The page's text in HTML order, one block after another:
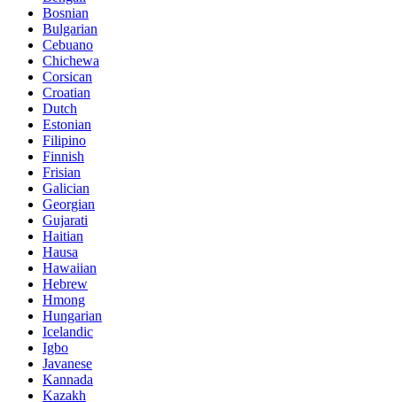
Bosnian
Bulgarian
Cebuano
Chichewa
Corsican
Croatian
Dutch
Estonian
Filipino
Finnish
Frisian
Galician
Georgian
Gujarati
Haitian
Hausa
Hawaiian
Hebrew
Hmong
Hungarian
Icelandic
Igbo
Javanese
Kannada
Kazakh